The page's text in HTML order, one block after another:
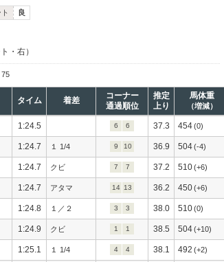
良
・右）
75
タイム 着差
コーナー
通過順位
推定
上り
馬体重
（増減）
1:24.5 6 6 37.3 454(0)
1:24.7 １ 1/4 9 10 36.9 504(-4)
1:24.7 クビ 7 7 37.2 510(+6)
1:24.7 アタマ 14 13 36.2 450(+6)
1:24.8 １／２ 3 3 38.0 510(0)
1:24.9 クビ 1 1 38.5 504(+10)
1:25.1 １ 1/4 4 4 38.1 492 (+2)